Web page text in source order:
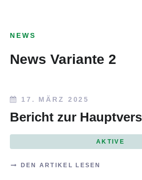
NEWS
News Variante 2
17. MÄRZ 2025
Bericht zur
AKTIVE
DEN ARTIKEL LESEN